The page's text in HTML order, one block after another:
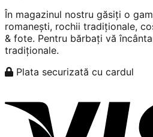
În magazinul nostru găsiți o
romanești, rochii tradiționale,
& fote. Pentru bărbați vă
tradiționale.
Plata securizată cu cardul